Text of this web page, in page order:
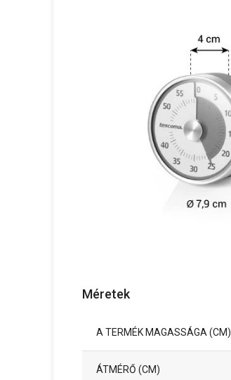
Méretek
A TERMÉK MAGASSÁGA (CM)
ÁTMÉRŐ (CM)